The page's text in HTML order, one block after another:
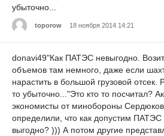
убыточно...
toporow 18 ноября 2014 14:21
donavi49"Как ПАТЭС невыгодно.
объемов там немного, даже если
нарастить в большой грузовой отсек.
то убыточно..."Это кто то посчитал?
экономисты от минобороны
определили, что как допустим
выгодно? ))) А потом другие